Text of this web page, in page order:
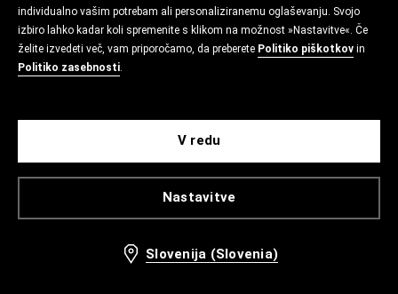
individualno vašim potrebam ali personaliziranemu oglaševanju. Svojo
izbiro lahko kadar koli spremenite s klikom na možnost »Nastavitve«. Če
želite izvedeti več, vam priporočamo, da preberete Politiko piškotkov in
Politiko zasebnosti.
Nastavitve
V redu
Slovenija (Slovenia)